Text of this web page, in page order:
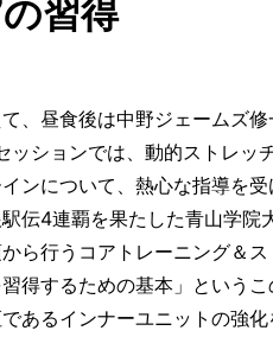
習得
、昼食後は中野ジェームズ修
ッションでは、動的ストレッ
ンについて、熱心な指導を
伝4連覇を果たした青山学院
ら行うコアトレーニング＆ス
得するための基本」というこ
あるインナーユニットの強化